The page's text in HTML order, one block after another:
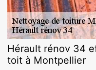
Hérault rénov 34
toit à Montpellier